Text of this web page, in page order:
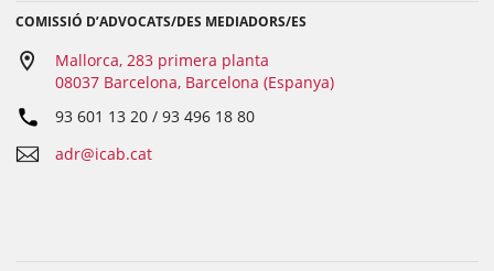
COMISSIÓ D’ADVOCATS/DES MEDIADORS/ES
Mallorca, 283 primera planta
08037 Barcelona, Barcelona (Espanya)
93 601 13 20 / 93 496 18 80
adr@icab.cat